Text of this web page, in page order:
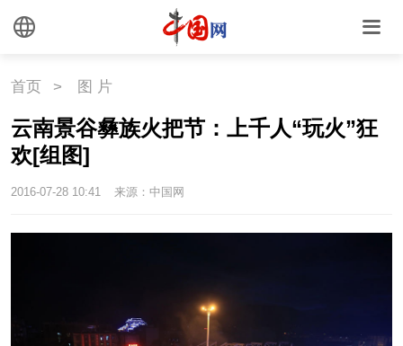
助残 一带一路
海洋
联盟 心理 老年
首页 > 图 片
云南景谷彝族火把节：上千人“玩火”狂
欢[组图]
2016-07-28 10:41 来源：中国网